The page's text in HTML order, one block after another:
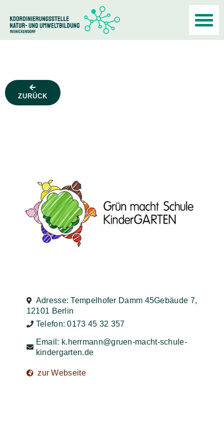
ZURÜCK
Adresse: Tempelhofer Damm 45Gebäude 7,
12101 Berlin
Telefon: 0173 45 32 357
Email: k.herrmann@gruen-macht-schule-
kindergarten.de
zur Webseite